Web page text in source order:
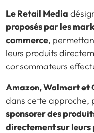
Le Retail Media
proposés par les
commerce,
leurs produits
consommateurs
Amazon, Walmart et
dans cette approche,
sponsorer des
directement sur